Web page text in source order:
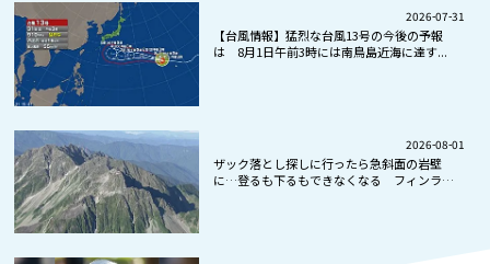
2026-07-31
【台風情報】猛烈な台風13号の今後の予報
は 8月1日午前3時には南鳥島近海に達す...
2026-08-01
ザック落とし探しに行ったら急斜面の岩壁
に…登るも下るもできなくなる フィンラン